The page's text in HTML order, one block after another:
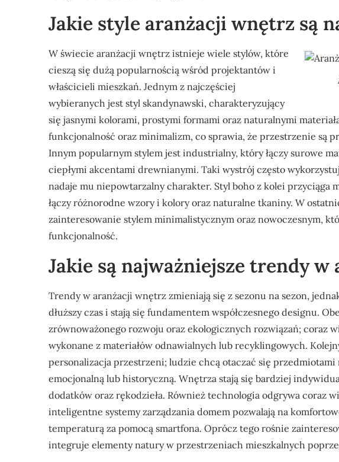
Jakie style aranżacji wnętrz są
W świecie aranżacji wnętrz istnieje wiele stylów, które
cieszą się dużą popularnością wśród projektantów i
właścicieli mieszkań. Jednym z najczęściej
wybieranych jest styl skandynawski, charakteryzujący
się jasnymi kolorami, prostymi formami oraz naturalnymi
funkcjonalność oraz minimalizm, co sprawia, że przestrzenie są
Innym popularnym stylem jest industrialny, który łączy surowe
ciepłymi akcentami drewnianymi. Taki wystrój często
nadaje mu niepowtarzalny charakter. Styl boho z kolei przyciąga
łączy różnorodne wzory i kolory oraz naturalne tkaniny. W
zainteresowanie stylem minimalistycznym oraz nowoczesnym,
funkcjonalność.
Jakie są najważniejsze trendy
Trendy w aranżacji wnętrz zmieniają się z sezonu na sezon,
dłuższy czas i stają się fundamentem współczesnego designu.
zrównoważonego rozwoju oraz ekologicznych rozwiązań; coraz
wykonane z materiałów odnawialnych lub recyklingowych.
personalizacja przestrzeni; ludzie chcą otaczać się
emocjonalną lub historyczną. Wnętrza stają się bardziej
dodatków oraz rękodzieła. Również technologia odgrywa coraz
inteligentne systemy zarządzania domem pozwalają na
temperaturą za pomocą smartfona. Oprócz tego rośnie
integruje elementy natury w przestrzeniach mieszkalnych